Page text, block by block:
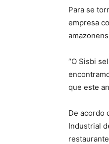
Para se
empresa
“O Sisbi
que este
De acordo
Industrial